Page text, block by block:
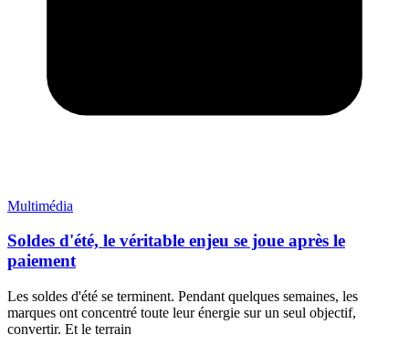
Multimédia
Soldes d'été, le véritable enjeu se joue après le
paiement
Les soldes d'été se terminent. Pendant quelques semaines, les
marques ont concentré toute leur énergie sur un seul objectif,
convertir. Et le terrain